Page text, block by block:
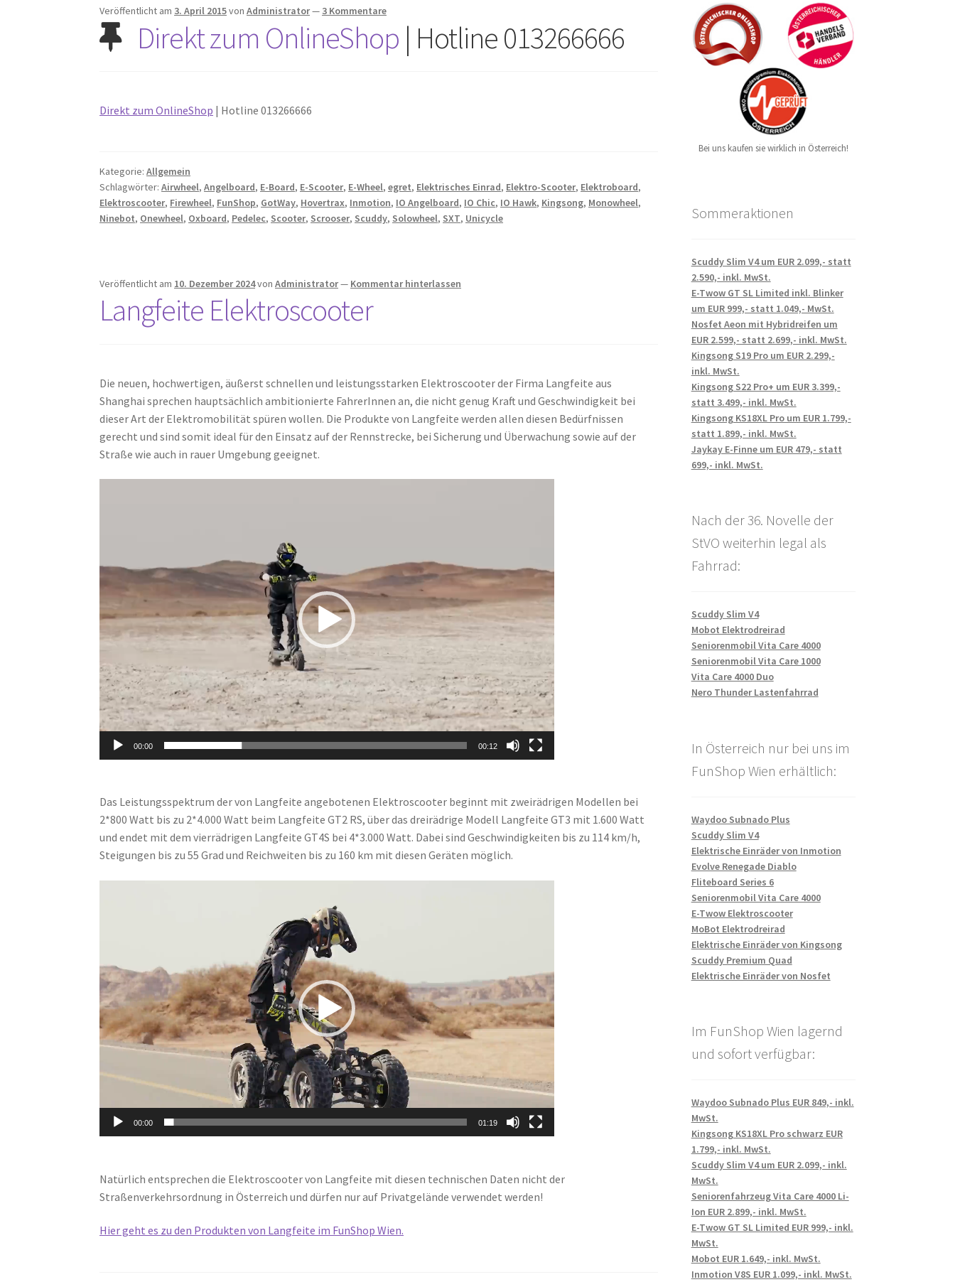
Veröffentlicht am 3. April 2015vonAdministrator— 3 Kommentare
Direkt zum OnlineShop | Hotline 013266666
Direkt zum OnlineShop | Hotline 013266666
Kategorie:Allgemein
Schlagwörter:Airwheel,Angelboard, E-Board, E-Scooter, E-Wheel,egret, Elektrisches Einrad, Elektro-Scooter, Elektroboard,
Elektroscooter, Firewheel, FunShop, GotWay, Hovertrax, Inmotion, IO Angelboard, IO Chic, IO Hawk, Kingsong, Monowheel,
Ninebot, Onewheel, Oxboard, Pedelec, Scooter, Scrooser, Scuddy, Solowheel, SXT, Unicycle
Veröffentlicht am 10. Dezember 2024vonAdministrator— Kommentar hinterlassen
Langfeite Elektroscooter
Die neuen, hochwertigen, äußerst schnellen und leistungsstarken Elektroscooter der Firma Langfeite aus
Shanghai sprechen hauptsächlich ambitionierte FahrerInnen an, die nicht genug Kraft und Geschwindigkeit bei
dieser Art der Elektromobilität spüren wollen. Die Produkte von Langfeite werden allen diesen Bedürfnissen
gerecht und sind somit ideal für den Einsatz auf der Rennstrecke, bei Sicherung und Überwachung sowie auf der
Straße wie auch in rauer Umgebung geeignet.
00:00 00:12
Das Leistungsspektrum der von Langfeite angebotenen Elektroscooter beginnt mit zweirädrigen Modellen bei
2*800 Watt bis zu 2*4.000 Watt beim Langfeite GT2 RS, über das dreirädrige Modell Langfeite GT3 mit 1.600 Watt
und endet mit dem vierrädrigen Langfeite GT4S bei 4*3.000 Watt. Dabei sind Geschwindigkeiten bis zu 114 km/h,
Steigungen bis zu 55 Grad und Reichweiten bis zu 160 km mit diesen Geräten möglich.
00:00 01:19
Natürlich entsprechen die Elektroscooter von Langfeite mit diesen technischen Daten nicht der
Straßenverkehrsordnung in Österreich und dürfen nur auf Privatgelände verwendet werden!
Hier geht es zu den Produkten von Langfeite im FunShop Wien.
Bei uns kaufen sie wirklich in Österreich!
Sommeraktionen
Scuddy Slim V4 um EUR 2.099,- statt
2.590,- inkl. MwSt.
E-Twow GT SL Limited inkl. Blinker
um EUR 999,- statt 1.049,- MwSt.
Nosfet Aeon mit Hybridreifen um
EUR 2.599,- statt 2.699,- inkl. MwSt.
Kingsong S19 Pro um EUR 2.299,-
inkl. MwSt.
Kingsong S22 Pro+ um EUR 3.399,-
statt 3.499,- inkl. MwSt.
Kingsong KS18XL Pro um EUR 1.799,-
statt 1.899,- inkl. MwSt.
Jaykay E-Finne um EUR 479,- statt
699,- inkl. MwSt.
Nach der 36. Novelle der
StVO weiterhin legal als
Fahrrad:
Scuddy Slim V4
Mobot Elektrodreirad
Seniorenmobil Vita Care 4000
Seniorenmobil Vita Care 1000
Vita Care 4000 Duo
Nero Thunder Lastenfahrrad
In Österreich nur bei uns im
FunShop Wien erhältlich:
Waydoo Subnado Plus
Scuddy Slim V4
Elektrische Einräder von Inmotion
Evolve Renegade Diablo
Fliteboard Series 6
Seniorenmobil Vita Care 4000
E-Twow Elektroscooter
MoBot Elektrodreirad
Elektrische Einräder von Kingsong
Scuddy Premium Quad
Elektrische Einräder von Nosfet
Im FunShop Wien lagernd
und sofort verfügbar:
Waydoo Subnado Plus EUR 849,- inkl.
MwSt.
Kingsong KS18XL Pro schwarz EUR
1.799,- inkl. MwSt.
Scuddy Slim V4 um EUR 2.099,- inkl.
MwSt.
Seniorenfahrzeug Vita Care 4000 Li-
Ion EUR 2.899,- inkl. MwSt.
E-Twow GT SL Limited EUR 999,- inkl.
MwSt.
Mobot EUR 1.649,- inkl. MwSt.
Inmotion V8S EUR 1.099,- inkl. MwSt.